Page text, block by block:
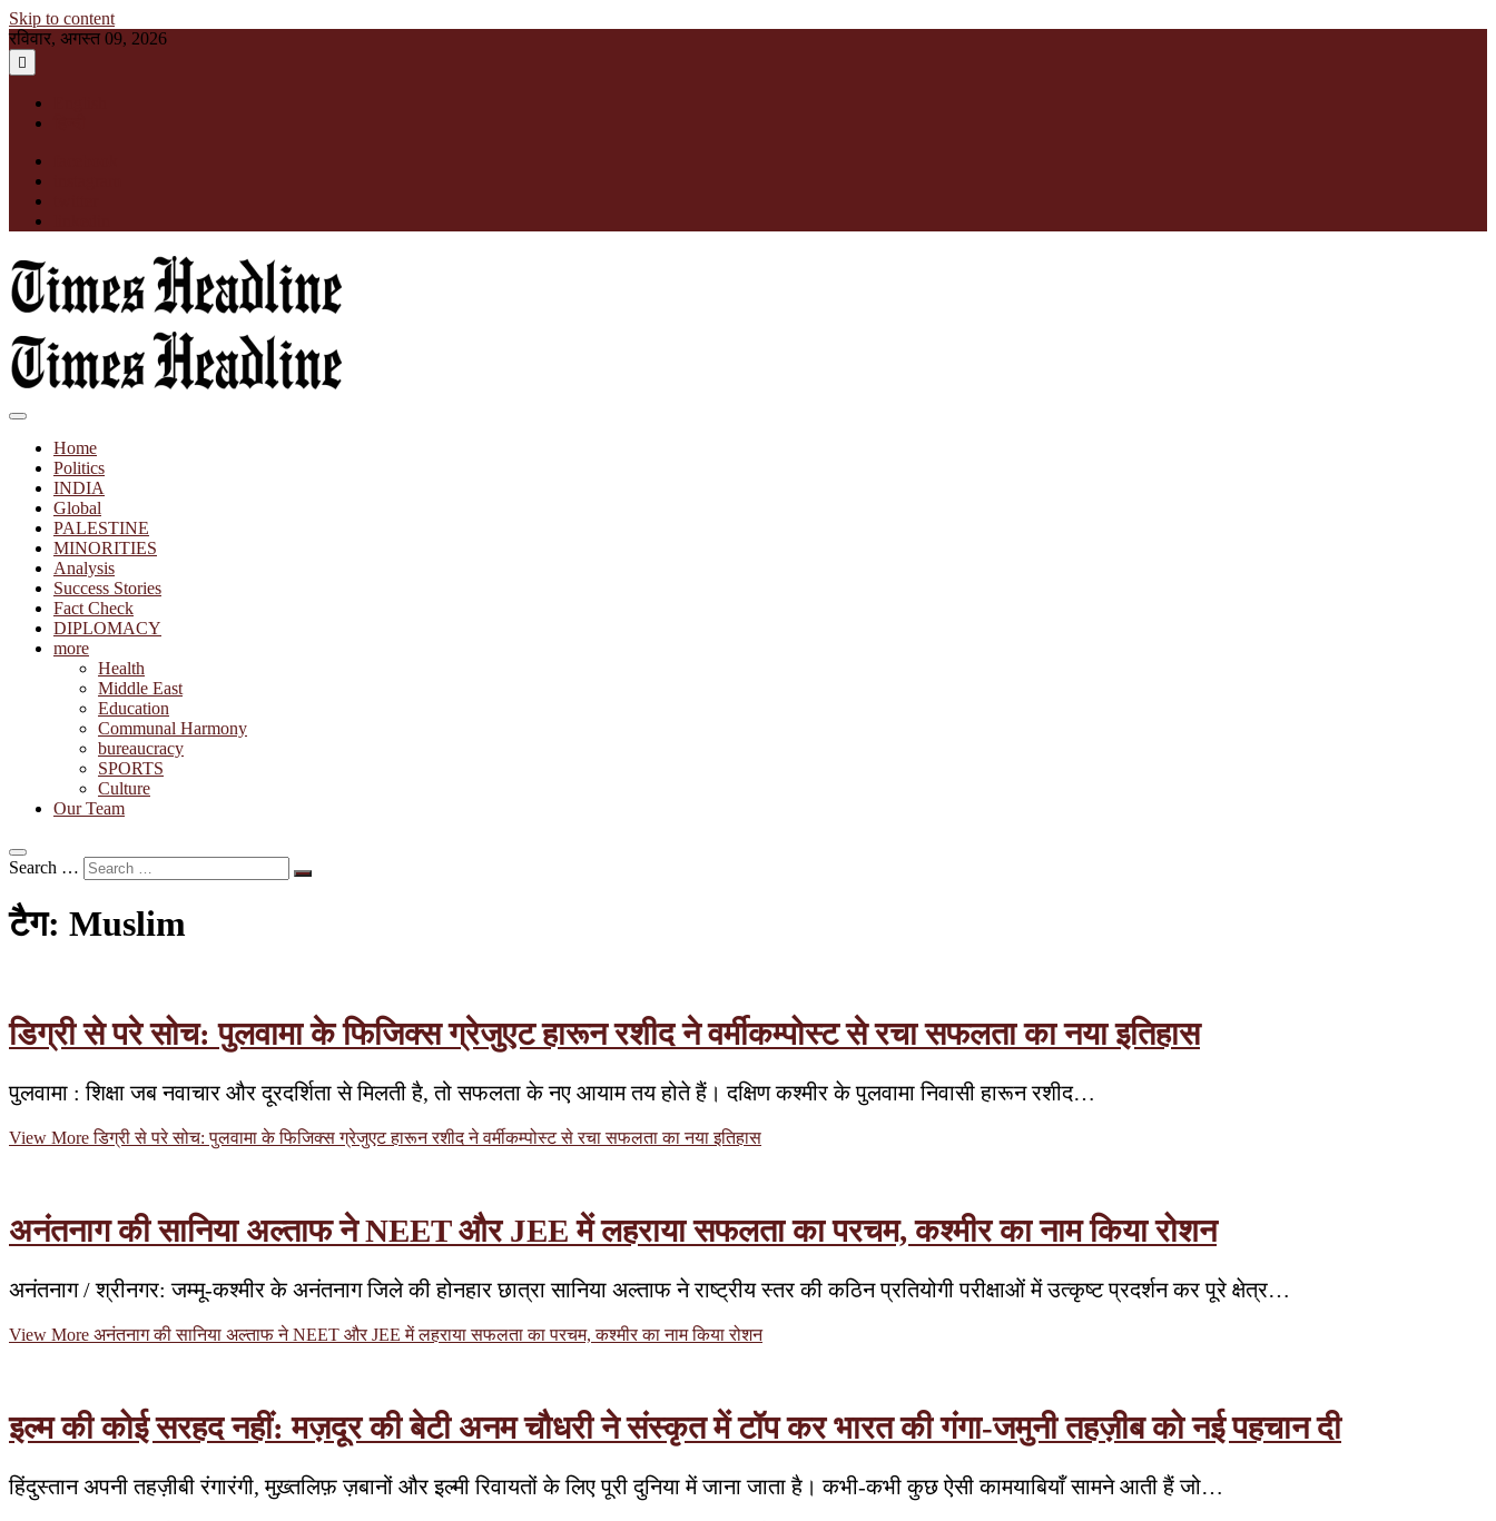
Skip to content
रविवार, अगस्त 09, 2026
Times Headline
Home
Politics
INDIA
Global
PALESTINE
MINORITIES
Analysis
Success Stories
Fact Check
DIPLOMACY
more
Health
Middle East
Education
Communal Harmony
bureaucracy
SPORTS
Culture
Our Team
Search …
टैग: Muslim
डिग्री से परे सोच: पुलवामा के फिजिक्स ग्रेजुएट हारून रशीद ने वर्मीकम्पोस्ट से रचा सफलता का नया इतिहास
पुलवामा : शिक्षा जब नवाचार और दूरदर्शिता से मिलती है, तो सफलता के नए आयाम तय होते हैं। दक्षिण कश्मीर के पुलवामा निवासी हारून रशीद…
View Moreडिग्री से परे सोच: पुलवामा के फिजिक्स ग्रेजुएट हारून रशीद ने वर्मीकम्पोस्ट से रचा सफलता का नया इतिहास
अनंतनाग की सानिया अल्ताफ ने NEET और JEE में लहराया सफलता का परचम, कश्मीर का नाम किया रोशन
अनंतनाग / श्रीनगर: जम्मू-कश्मीर के अनंतनाग जिले की होनहार छात्रा सानिया अल्ताफ ने राष्ट्रीय स्तर की कठिन प्रतियोगी परीक्षाओं में उत्कृष्ट प्रदर्शन कर पूरे क्षेत्र…
View More अनंतनाग की सानिया अल्ताफ ने NEET और JEE में लहराया सफलता का परचम, कश्मीर का नाम किया रोशन
इल्म की कोई सरहद नहीं: मज़दूर की बेटी अनम चौधरी ने संस्कृत में टॉप कर भारत की गंगा-जमुनी तहज़ीब को नई पहचान दी
हिंदुस्तान अपनी तहज़ीबी रंगारंगी, मुख़्तलिफ़ ज़बानों और इल्मी रिवायतों के लिए पूरी दुनिया में जाना जाता है। कभी-कभी कुछ ऐसी कामयाबियाँ सामने आती हैं जो…